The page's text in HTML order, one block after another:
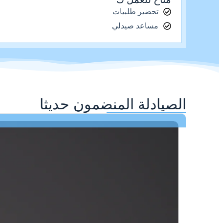
تحضير طلبيات
مساعد صيدلي
الصيادلة المنضمون حديثا